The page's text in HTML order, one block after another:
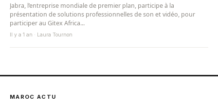
Jabra, l’entreprise mondiale de premier plan, participe à la
présentation de solutions professionnelles de son et vidéo, pour
participer au Gitex Africa...
Il y a 1 an · Laura Tournon
MAROC ACTU